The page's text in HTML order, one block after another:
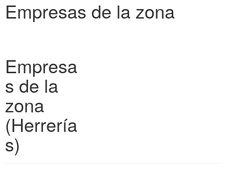
Empresas de la zona
Empresa
s de la
zona
(Herrería
s)